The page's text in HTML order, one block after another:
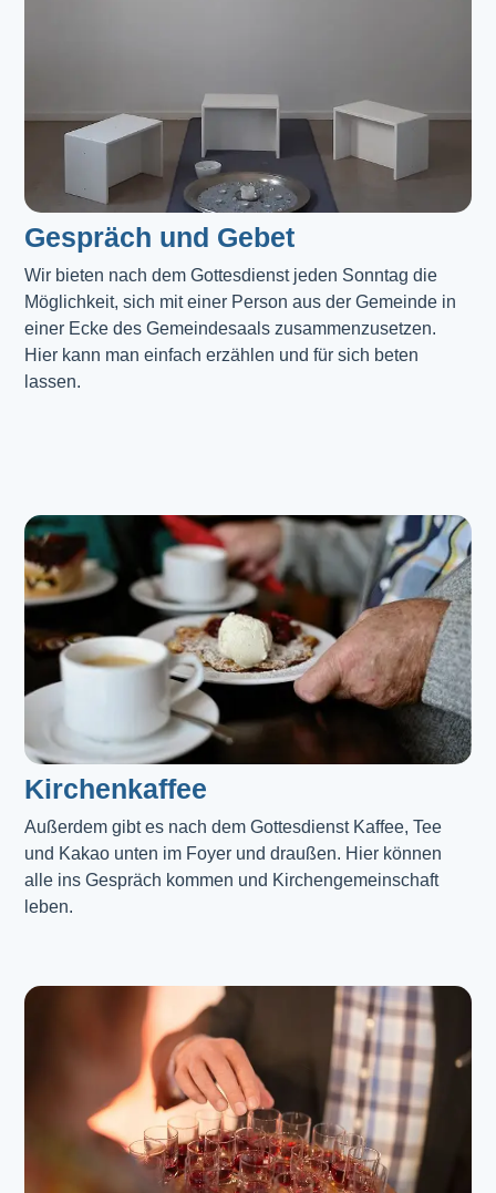
Gespräch und Gebet
Wir bieten nach dem Gottesdienst jeden Sonntag die
Möglichkeit, sich mit einer Person aus der Gemeinde in
einer Ecke des Gemeindesaals zusammenzusetzen.
Hier kann man einfach erzählen und für sich beten
lassen.
Kirchenkaffee
Außerdem gibt es nach dem Gottesdienst Kaffee, Tee
und Kakao unten im Foyer und draußen. Hier können
alle ins Gespräch kommen und Kirchengemeinschaft
leben.